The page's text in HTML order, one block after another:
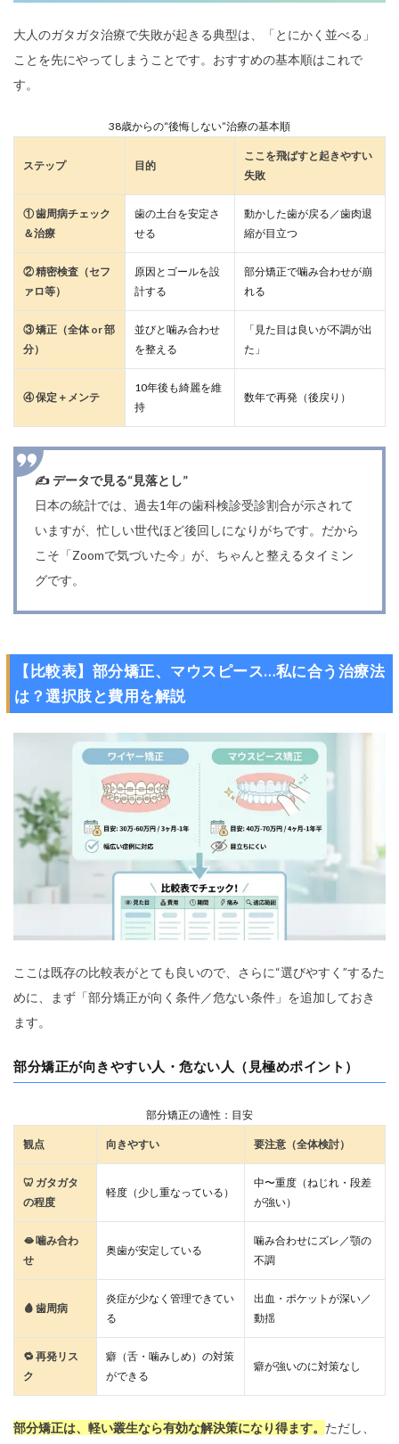
大人のガタガタ治療で失敗が起きる典型は、「とにかく並べる」
ことを先にやってしまうことです。おすすめの基本順はこれで
す。
38歳からの“後悔しない”治療の基本順
ステップ 目的
ここを飛ばすと起きやすい
失敗
① 歯周病チェック
＆治療
歯の土台を安定さ
せる
動かした歯が戻る／歯肉退
縮が目立つ
② 精密検査（セフ
ァロ等）
原因とゴールを設
計する
部分矯正で噛み合わせが崩
れる
③ 矯正（全体 or 部
分）
並びと噛み合わせ
を整える
「見た目は良いが不調が出
た」
④ 保定＋メンテ
10年後も綺麗を維
持
数年で再発（後戻り）
✍️ データで見る“見落とし”
日本の統計では、過去1年の歯科検診受診割合が示されて
いますが、忙しい世代ほど後回しになりがちです。だから
こそ「Zoomで気づいた今」が、ちゃんと整えるタイミン
グです。
【比較表】部分矯正、マウスピース…私に合う治療法
は？選択肢と費用を解説
ここは既存の比較表がとても良いので、さらに“選びやすく”するた
めに、まず「部分矯正が向く条件／危ない条件」を追加しておき
ます。
部分矯正が向きやすい人・危ない人（見極めポイント）
部分矯正の適性：目安
観点 向きやすい 要注意（全体検討）
🦷 ガタガタ
の程度
軽度（少し重なっている）
中〜重度（ねじれ・段差
が強い）
🫦 噛み合わ
せ
奥歯が安定している
噛み合わせにズレ／顎の
不調
🩸 歯周病
炎症が少なく管理できてい
る
出血・ポケットが深い／
動揺
🔁 再発リス
ク
癖（舌・噛みしめ）の対策
ができる
癖が強いのに対策なし
部分矯正は、軽い叢生なら有効な解決策になり得ます。 ただし、